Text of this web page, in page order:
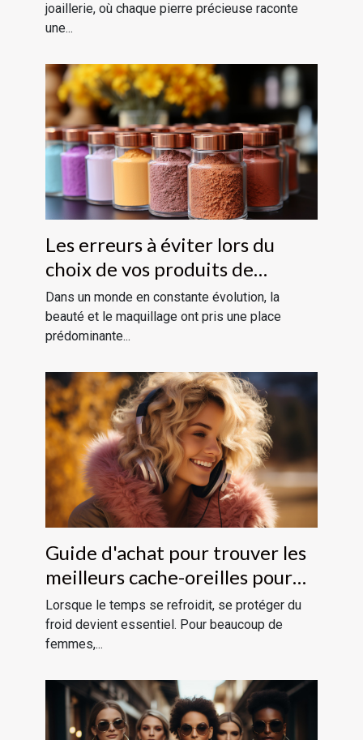
joaillerie, où chaque pierre précieuse raconte
une...
Les erreurs à éviter lors du
choix de vos produits de
maquillage
Dans un monde en constante évolution, la
beauté et le maquillage ont pris une place
prédominante...
Guide d'achat pour trouver les
meilleurs cache-oreilles pour
femmes
Lorsque le temps se refroidit, se protéger du
froid devient essentiel. Pour beaucoup de
femmes,...